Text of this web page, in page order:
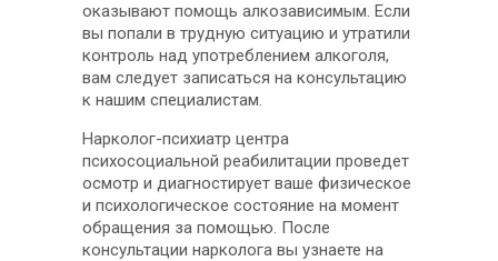
оказывают помощь алкозависимым. Если
вы попали в трудную ситуацию и утратили
контроль над употреблением алкоголя,
вам следует записаться на консультацию
к нашим специалистам.
Нарколог-психиатр центра
психосоциальной реабилитации проведет
осмотр и диагностирует ваше физическое
и психологическое состояние на момент
обращения за помощью. После
консультации нарколога вы узнаете на